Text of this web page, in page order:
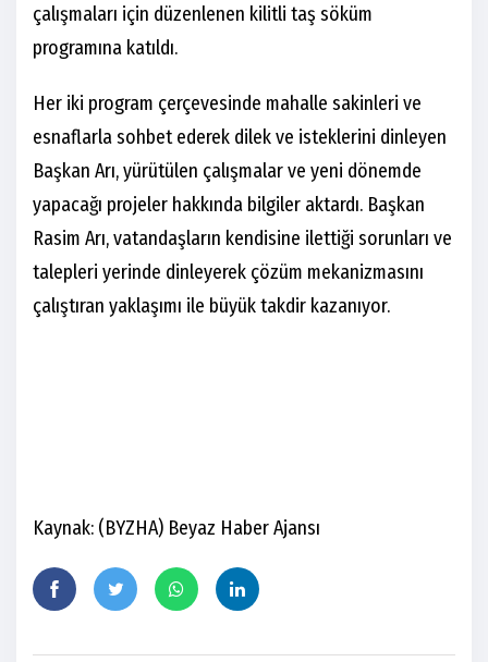
çalışmaları için düzenlenen kilitli taş söküm
programına katıldı.
Her iki program çerçevesinde mahalle sakinleri ve
esnaflarla sohbet ederek dilek ve isteklerini dinleyen
Başkan Arı, yürütülen çalışmalar ve yeni dönemde
yapacağı projeler hakkında bilgiler aktardı. Başkan
Rasim Arı, vatandaşların kendisine ilettiği sorunları ve
talepleri yerinde dinleyerek çözüm mekanizmasını
çalıştıran yaklaşımı ile büyük takdir kazanıyor.
Kaynak: (BYZHA) Beyaz Haber Ajansı